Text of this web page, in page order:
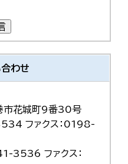
わせ
花城町9番30号
ファクス：0198-
3536 ファクス：